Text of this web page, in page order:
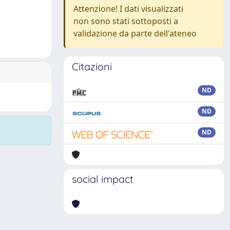
Attenzione! I dati visualizzati
non sono stati sottoposti a
validazione da parte dell'ateneo
Citazioni
ND
ND
ND
social impact